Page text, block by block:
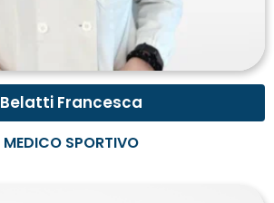
Belatti Francesca
MEDICO SPORTIVO